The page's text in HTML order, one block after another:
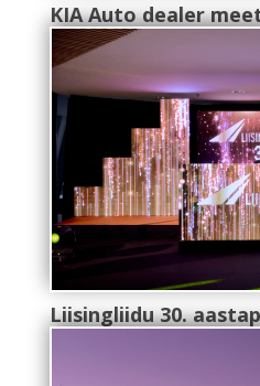
KIA Auto dealer
Liisingliidu 30.